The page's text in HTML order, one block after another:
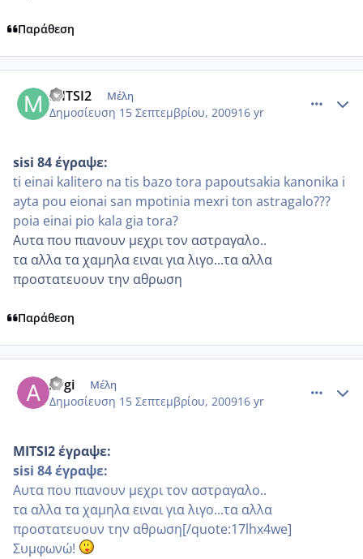
Παράθεση
MITSI2 Μέλη
Δημοσίευση 15 Σεπτεμβρίου, 200916 yr
sisi 84 έγραψε:
ti einai kalitero na tis bazo tora papoutsakia kanonika i
ayta pou eionai san mpotinia mexri ton astragalo???
poia einai pio kala gia tora?
Aυτα που πιανουν μεχρι τον αστραγαλο..
τα αλλα τα χαμηλα ειναι για λιγο...τα αλλα
προστατευουν την αθρωση
Παράθεση
Argi Μέλη
Δημοσίευση 15 Σεπτεμβρίου, 200916 yr
MITSI2 έγραψε:
sisi 84 έγραψε:
Aυτα που πιανουν μεχρι τον αστραγαλο..
τα αλλα τα χαμηλα ειναι για λιγο...τα αλλα
προστατευουν την αθρωση[/quote:17lhx4we]
Συμφωνώ!